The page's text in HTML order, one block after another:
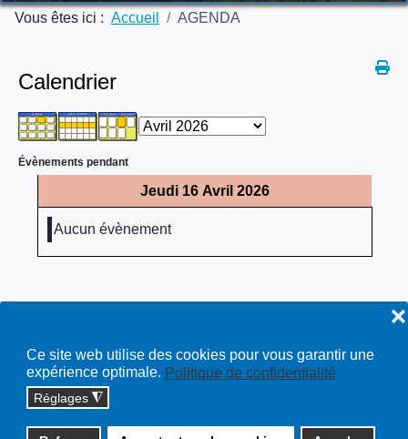
Ce site web utilise des cookies pour vous garantir une
expérience optimale. Politique de confidentialité
Réglages ◮
❌
Vous êtes ici : Accueil AGENDA
Calendrier
Évènements pendant
Jeudi 16 Avril 2026
Aucun évènement
Copyright © 2026 cossonay.ch - tous droits réservés | site :